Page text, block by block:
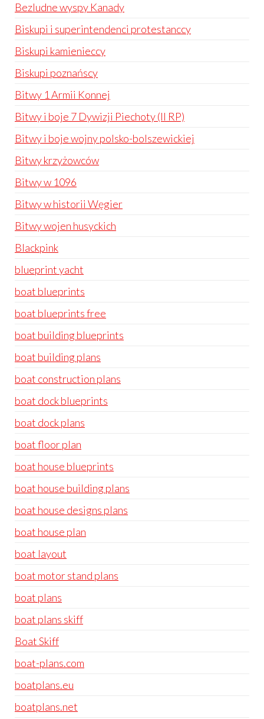
Bezludne wyspy Kanady
Biskupi i superintendenci protestanccy
Biskupi kamienieccy
Biskupi poznańscy
Bitwy 1 Armii Konnej
Bitwy i boje 7 Dywizji Piechoty (II RP)
Bitwy i boje wojny polsko-bolszewickiej
Bitwy krzyżowców
Bitwy w 1096
Bitwy w historii Węgier
Bitwy wojen husyckich
Blackpink
blueprint yacht
boat blueprints
boat blueprints free
boat building blueprints
boat building plans
boat construction plans
boat dock blueprints
boat dock plans
boat floor plan
boat house blueprints
boat house building plans
boat house designs plans
boat house plan
boat layout
boat motor stand plans
boat plans
boat plans skiff
Boat Skiff
boat-plans.com
boatplans.eu
boatplans.net